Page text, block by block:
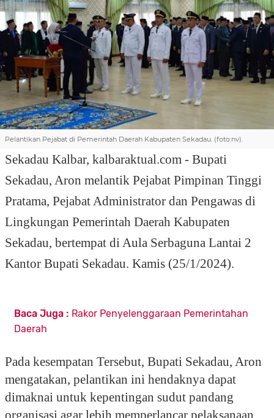
Pelantikan Pejabat di Pemerintah Daerah Kabupaten Sekadau. (foto:nv).
Sekadau Kalbar, kalbaraktual.com - Bupati
Sekadau, Aron melantik Pejabat Pimpinan Tinggi
Pratama, Pejabat Administrator dan Pengawas di
Lingkungan Pemerintah Daerah Kabupaten
Sekadau, bertempat di Aula Serbaguna Lantai 2
Kantor Bupati Sekadau. Kamis (25/1/2024).
Baca Juga : Rakor Penyelenggaraan Pemerintahan
Daerah
Pada kesempatan Tersebut, Bupati Sekadau, Aron
mengatakan, pelantikan ini hendaknya dapat
dimaknai untuk kepentingan sudut pandang
organisasi agar lebih memperlancar pelaksanaan